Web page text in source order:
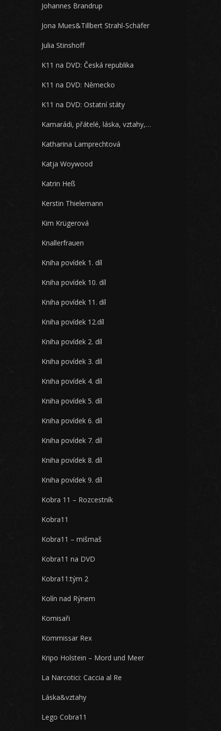
Johannes Brandrup
Jona Mues&Tillbert Strahl-Schäfer
Julia Stinshoff
K11 na DVD: Česká republika
K11 na DVD: Německo
K11 na DVD: Ostatní státy
Kamarádi, přátelé, láska, vztahy,…
Katharina Lamprechtová
Katja Woywood
Katrin Heß
Kerstin Thielemann
Kim Krügerová
Knallerfrauen
Kniha povídek 1. díl
Kniha povídek 10. díl
Kniha povídek 11. díl
Kniha povídek 12.díl
Kniha povídek 2. díl
Kniha povídek 3. díl
Kniha povídek 4. díl
Kniha povídek 5. díl
Kniha povídek 6. díl
Kniha povídek 7. díl
Kniha povídek 8. díl
Kniha povídek 9. díl
Kobra 11 – Rozcestník
Kobra11
Kobra11 – mišmaš
Kobra11 na DVD
Kobra11:tým 2
Kolín nad Rýnem
Komisaři
Kommissar Rex
Kripo Holstein – Mord und Meer
La Narcotici: Caccia al Re
Láska&vztahy
Lego Cobra11